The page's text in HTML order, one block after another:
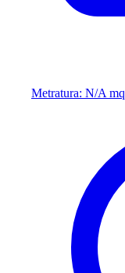
Metratura: N/A mq